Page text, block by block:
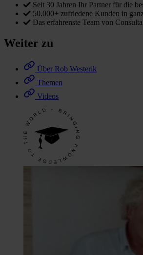
Seit 30 Jahren Ihr Partner für die
50.000+ zufriedene Kunden in
Das erfahrenste Team von
Weiter zu
Über Rob Westerik
Themen
Videos